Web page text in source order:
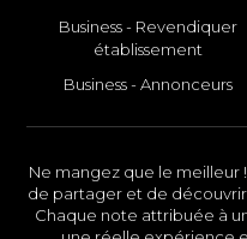
Business - Revendiquer
établissement
Business - Annonceurs
Ne mangez que le meilleur
de partager et de découvrir
Chaque note attribuée à